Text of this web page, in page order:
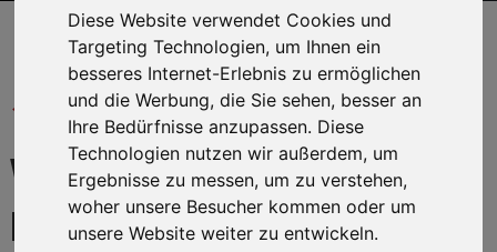
Diese Website verwendet Cookies und
Targeting Technologien, um Ihnen ein
besseres Internet-Erlebnis zu ermöglichen
und die Werbung, die Sie sehen, besser an
Ihre Bedürfnisse anzupassen. Diese
Technologien nutzen wir außerdem, um
Ergebnisse zu messen, um zu verstehen,
woher unsere Besucher kommen oder um
unsere Website weiter zu entwickeln.
← Zurück zum Hersteller
WIR REPARIEREN IHR
NOKIA 2.3